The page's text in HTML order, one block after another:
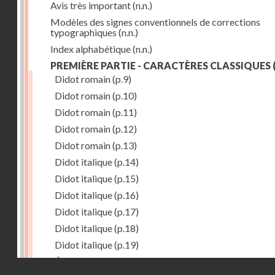
Avis très important(n.n.)
Modèles des signes conventionnels de corrections
typographiques (n.n.)
Index alphabétique(n.n.)
PREMIÈRE PARTIE - CARACTÈRES CLASSIQUES
Didot romain(p.9)
Didot romain(p.10)
Didot romain(p.11)
Didot romain(p.12)
Didot romain(p.13)
Didot italique(p.14)
Didot italique(p.15)
Didot italique(p.16)
Didot italique(p.17)
Didot italique(p.18)
Didot italique(p.19)
Égyptienne(p.20)